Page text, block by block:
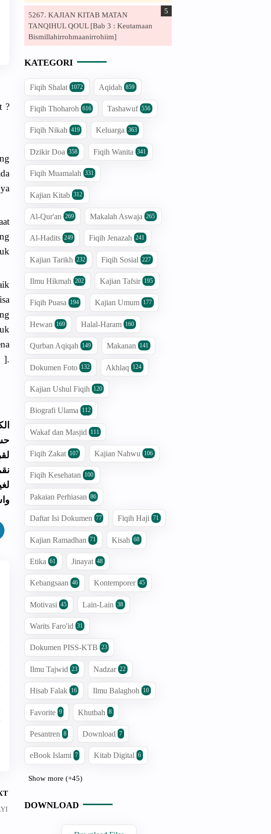
?
].
5267. KAJIAN KITAB MATAN
TANQIHUL QOUL [Bab 3 : Keutamaan
Bismillahirrohmaanirrohiim]
KATEGORI
Fiqih Shalat 1072 Aqidah 859
Fiqih Thoharoh 616 Tashawuf 556
Fiqih Nikah 419 Keluarga 363
Dzikir Doa 358 Fiqih Wanita 341
Fiqih Muamalah 331
Kajian Kitab 312
Al-Qur'an 269 Makalah Aswaja 265
Al-Hadits 249 Fiqih Jenazah 241
Kajian Tarikh 232 Fiqih Sosial 227
Ilmu Hikmah 202 Kajian Tafsir 195
Fiqih Puasa 194 Kajian Umum 177
Hewan 169 Halal-Haram 160
Qurban Aqiqah 149 Makanan 141
Dokumen Foto 132 Akhlaq 124
Kajian Ushul Fiqih 120
Biografi Ulama 112
Wakaf dan Masjid 111
Fiqih Zakat 107 Kajian Nahwu 106
Fiqih Kesehatan 100
Pakaian Perhiasan 86
Daftar Isi Dokumen 77 Fiqih Haji 71
Kajian Ramadhan 71 Kisah 68
Etika 61 Jinayat 48
Kebangsaan 46 Kontemporer 45
Motivasi 45 Lain-Lain 38
Warits Faro'id 31
Dokumen PISS-KTB 23
Ilmu Tajwid 23 Nadzar 22
Hisab Falak 16 Ilmu Balaghoh 10
Favorite 9 Khutbah 8
Pesantren 8 Download 7
eBook Islami 7 Kitab Digital 6
Show more (+45)
DOWNLOAD